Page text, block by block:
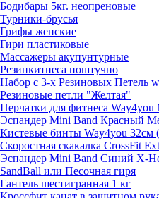
Бодибары 5кг. неопреновые
Турники-брусья
Грифы женские
Гири пластиковые
Массажеры акупунтурные
Резинкитнеса поштучно
Набор с 3-х Резиновых Петель
Резиновые петли "Желтая"
Перчатки для фитнеса
Эспандер Mini Band Красный
Кистевые бинты Way4you 32см
Скоростная скакалка CrossFit
Эспандер Mini Band Cиний X-
SandBall или Песочная гиря
Гантель шестигранная 1 кг